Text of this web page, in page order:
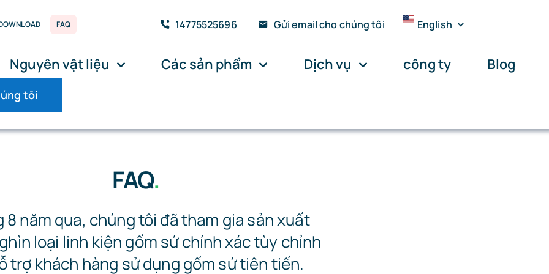
FAQ 14775525696 Gửi email cho chúng tôi English
Nguyên vật liệu Các sản phẩm Dịch vụ công ty Blog
tôi
FAQ.
8 năm qua, chúng tôi đã tham gia sản xuất
loại linh kiện gốm sứ chính xác tùy chỉnh
trợ khách hàng sử dụng gốm sứ tiên tiến.